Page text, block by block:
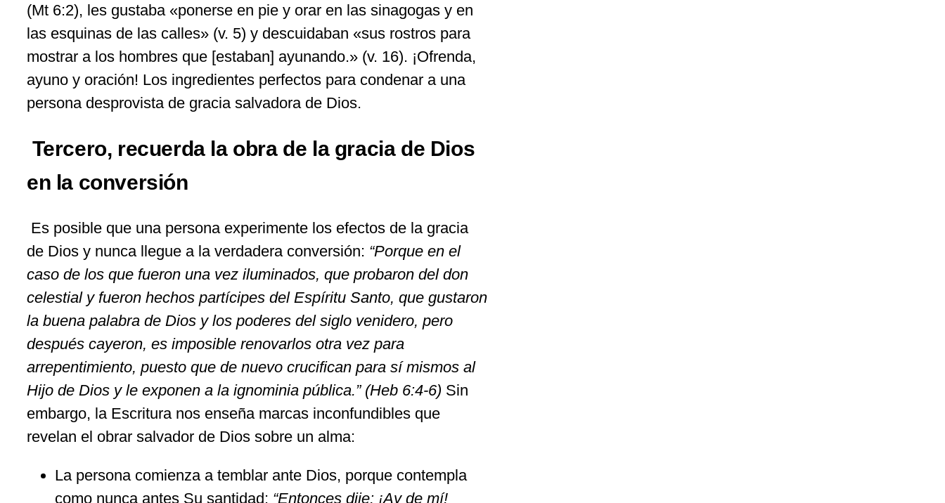
(Mt 6:2), les gustaba «ponerse en pie y orar en las sinagogas y en
las esquinas de las calles» (v. 5) y descuidaban «sus rostros para
mostrar a los hombres que [estaban] ayunando.» (v. 16). ¡Ofrenda,
ayuno y oración! Los ingredientes perfectos para condenar a una
persona desprovista de gracia salvadora de Dios.
Tercero, recuerda la obra de la gracia de Dios
en la conversión
Es posible que una persona experimente los efectos de la gracia
de Dios y nunca llegue a la verdadera conversión: “Porque en el
caso de los que fueron una vez iluminados, que probaron del don
celestial y fueron hechos partícipes del Espíritu Santo, que gustaron
la buena palabra de Dios y los poderes del siglo venidero, pero
después cayeron, es imposible renovarlos otra vez para
arrepentimiento, puesto que de nuevo crucifican para símismos al
Hijo de Dios y le exponen a la ignominia pública.” (Heb 6:4-6) Sin
embargo, la Escritura nos enseña marcas inconfundibles que
revelan el obrar salvador de Dios sobre un alma:
La persona comienza a temblar ante Dios, porque contempla
como nunca antes Su santidad: “Entonces dije: ¡Ay de mí!